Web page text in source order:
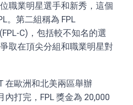
職業明星選手和新秀，這個
。第二組稱為 FPL
C)，包括較不知名的選
取在頂尖分組和職業明星對
在歐洲和北美兩區舉辦
打完，FPL 獎金為 20,000